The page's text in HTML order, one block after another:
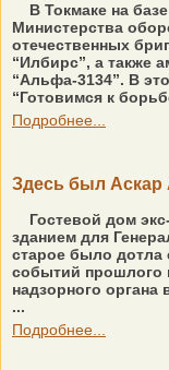
В Токмаке на
Министерства
отечественных
“Илбирс”, а также
“Альфа-3134”. В
“Готовимся к
Подробнее...
Здесь был Аскар
Гостевой дом
зданием для
старое было дотла
событий прошлого
надзорного
...
Подробнее...